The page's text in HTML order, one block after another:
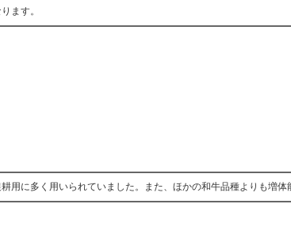
ます。
用に多く用いられていました。また、ほかの和牛品種よりも増体